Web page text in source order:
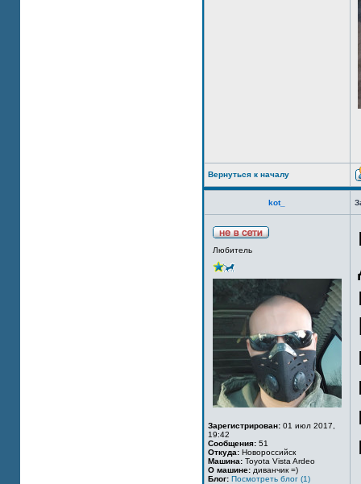
Вернуться к началу
kot_
Любитель
Зарегистрирован: 01 июл 2017,
19:42
Сообщения: 51
Откуда: Новороссийск
Машина: Toyota Vista Ardeo
О машине: диванчик =)
Блог: Посмотреть блог (1)